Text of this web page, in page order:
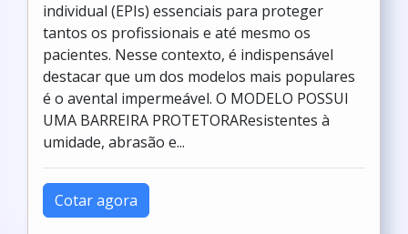
individual (EPIs) essenciais para proteger
tantos os profissionais e até mesmo os
pacientes. Nesse contexto, é indispensável
destacar que um dos modelos mais populares
é o avental impermeável. O MODELO POSSUI
UMA BARREIRA PROTETORAResistentes à
umidade, abrasão e...
Cotar agora